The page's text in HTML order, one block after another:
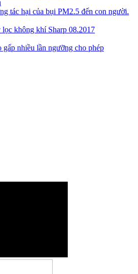
tác hại của bụi PM2.5 đến con người.
không khí Sharp 08.2017
nhiều lần ngưỡng cho phép